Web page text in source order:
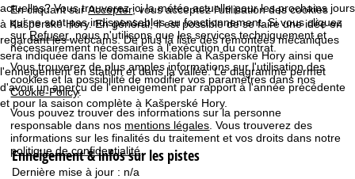
En cliquant surAccepter, vous acceptez l'utilisation des cookies
qui ne sont pas indispensables au fonctionnement. Si vous cliquez
sur Refuser , nous n'utilisons que les services techniquement et
nécessairement nécessaires à l'exécution du contrat.
Vous trouverez de plus amples informations sur l'utilisation des
cookies et la possibilité de modifier vos paramètres dans nos
Cookie-Policy.
Vous pouvez trouver des informations sur la personne
responsable dans nos mentions légales . Vous trouverez des
informations sur les finalités du traitement et vos droits dans notre
politique de confidentialité.
d
'
a
c
c
actuelles? Vous trouverez ici la météo actuelle pour les prochains jours
à Kašperské Hory. En général, il est possible de se faire une idée en
regardant les webcams. De plus la liste des remontées mécaniques
sera indiquée dans le domaine skiable à Kašperské Hory ainsi que
l'enneigement en station et dans la vallée. Le diagramme permet
d'avoir un aperçu de l'enneigement par rapport à l'année précédente
et pour la saison complète à Kašperské Hory.
Enneigement & infos sur les pistes
Dernière mise à jour : n/a